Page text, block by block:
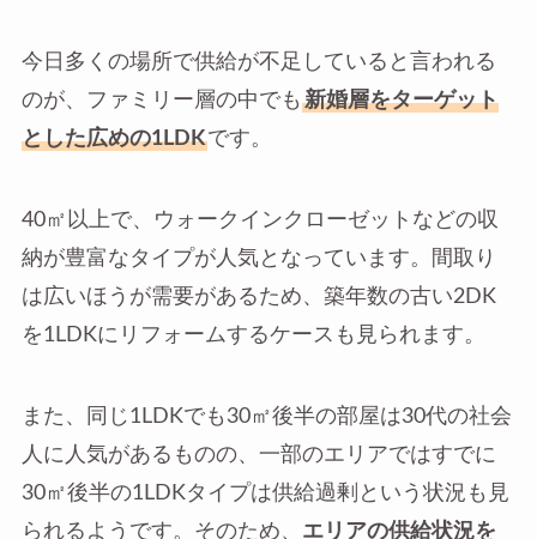
今日多くの場所で供給が不足していると言われる
のが、ファミリー層の中でも 新婚層をターゲット
とした広めの1LDKです。
40㎡以上で、ウォークインクローゼットなどの収
納が豊富なタイプが人気となっています。間取り
は広いほうが需要があるため、築年数の古い2DK
を1LDKにリフォームするケースも見られます。
また、同じ1LDKでも30㎡後半の部屋は30代の社会
人に人気があるものの、一部のエリアではすでに
30㎡後半の1LDKタイプは供給過剰という状況も見
られるようです。そのため、 エリアの供給状況を